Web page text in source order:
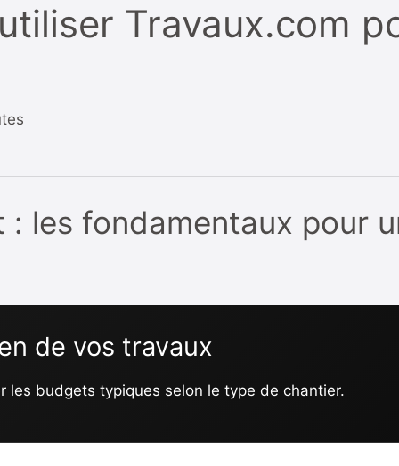
Travaux.com
les fondamentaux pour
de vos travaux
les budgets typiques selon le type de chantier.